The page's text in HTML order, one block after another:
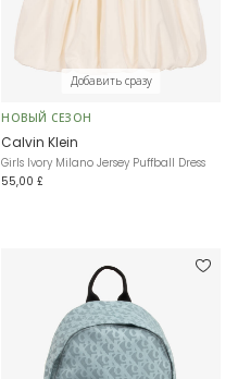
Добавить сразу
НОВЫЙ СЕЗОН
Calvin Klein
Girls Ivory Milano Jersey Puffball Dress
55,00 £